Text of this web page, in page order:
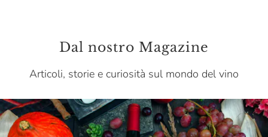
Serafini & Vidotto
Sergio Arcuri
Dal nostro Magazine
Articoli, storie e curiosità sul mondo del vino